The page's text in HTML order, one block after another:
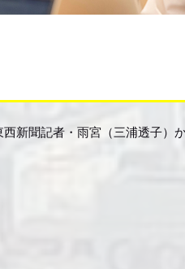
新聞記者・雨宮（三浦透子）